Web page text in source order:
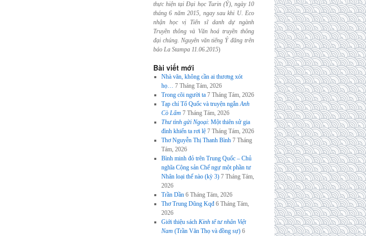
thực hiện tại Đại học Turin (Ý), ngày 10
tháng 6 năm 2015, ngay sau khi U. Eco
nhận học vị Tiến sĩ danh dự ngành
Truyền thông và Văn hoá truyền thông
đại chúng. Nguyên văn tiếng Ý đăng trên
báo La Stampa 11.06.2015)
Bài viết mới
Nhà văn, không cần ai thương xót
họ… 7 Tháng Tám, 2026
Trong cõi người ta 7 Tháng Tám, 2026
Tạp chí Tổ Quốc và truyện ngắnAnh
Cò Lấm 7 Tháng Tám, 2026
Thư tình gửi Ngoại: Một thiên sử gia
đình khiến ta rơi lệ 7 Tháng Tám, 2026
Thơ Nguyễn Thị Thanh Bình 7 Tháng
Tám, 2026
Bình minh đỏ trên Trung Quốc – Chủ
nghĩa Cộng sản Chế ngự một phần tư
Nhân loại thế nào (kỳ 3) 7 Tháng Tám,
2026
Trần Dần 6 Tháng Tám, 2026
Thơ Trung Dũng Kqđ 6 Tháng Tám,
2026
Giới thiệu sách Kinh tế tư nhân Việt
Nam (Trần Văn Thọ và đồng sự) 6